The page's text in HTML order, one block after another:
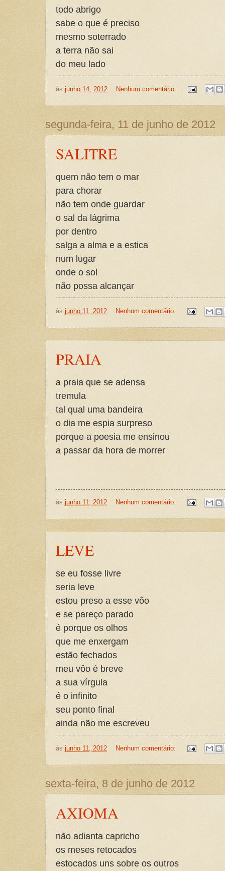
todo abrigo
sabe o que é preciso
mesmo soterrado
a terra não sai
do meu lado
às junho 14, 2012 Nenhum comentário:
segunda-feira, 11 de junho de 2012
SALITRE
quem não tem o mar
para chorar
não tem onde guardar
o sal da lágrima
por dentro
salga a alma e a estica
num lugar
onde o sol
não possa alcançar
às junho 11, 2012 Nenhum comentário:
PRAIA
a praia que se adensa
tremula
tal qual uma bandeira
o dia me espia surpreso
porque a poesia me ensinou
a passar da hora de morrer
às junho 11, 2012 Nenhum comentário:
LEVE
se eu fosse livre
seria leve
estou preso a esse vôo
e se pareço parado
é porque os olhos
que me enxergam
estão fechados
meu vôo é breve
a sua vírgula
é o infinito
seu ponto final
ainda não me escreveu
às junho 11, 2012 Nenhum comentário:
sexta-feira, 8 de junho de 2012
AXIOMA
não adianta capricho
os meses retocados
estocados uns sobre os outros